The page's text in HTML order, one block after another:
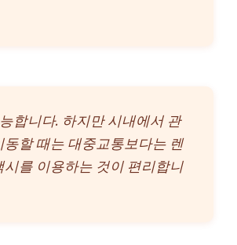
합니다. 하지만 시내에서 관
동할 때는 대중교통보다는 렌
시를 이용하는 것이 편리합니